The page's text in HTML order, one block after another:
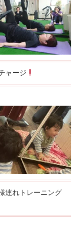
ャージ
連れトレーニング